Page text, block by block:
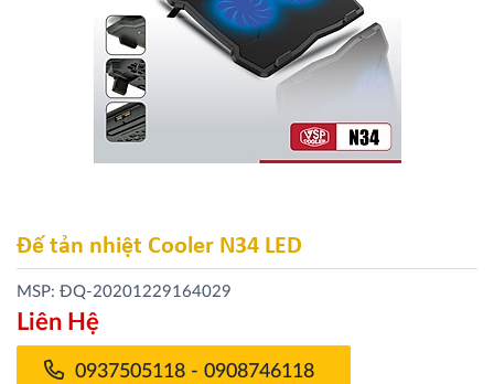
Đế tản nhiệt Cooler N34 LED
MSP: ĐQ-20201229164029
Liên Hệ
0937505118 - 0908746118